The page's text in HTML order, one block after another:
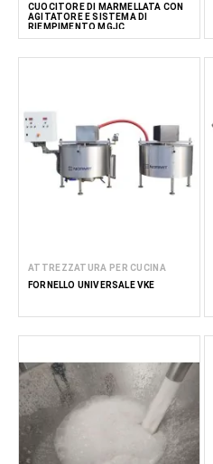
CUOCITORE DI MARMELLATA CON
AGITATORE E SISTEMA DI
RIEMPIMENTO MGJC
ATTREZZATURA PER CUCINA
FORNELLO UNIVERSALE VKE